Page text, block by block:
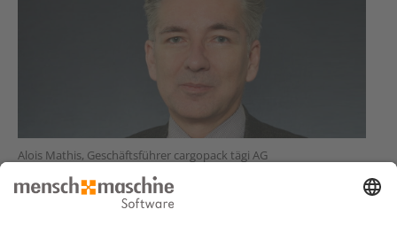
Alois Mathis, Geschäftsführer cargopack tägi AG
Sie haben ähnliche Anforderungen und suchen eine Lösung?